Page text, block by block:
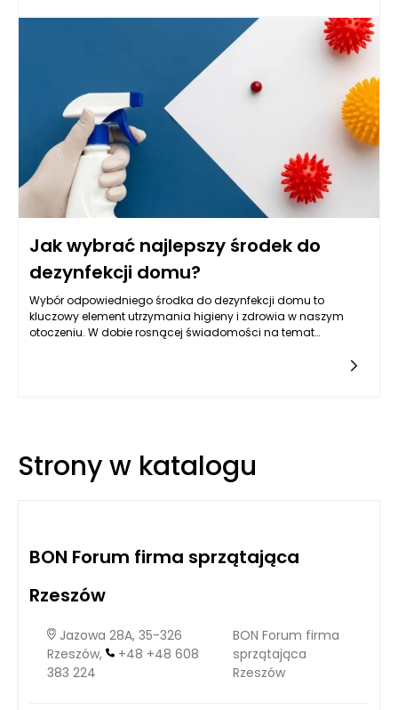
należy podjąć, aby skutecznie eliminować potencjalne
Jak wybrać najlepszy środek do
dezynfekcji domu?
Wybór odpowiedniego środka do dezynfekcji domu to
kluczowy element utrzymania higieny i zdrowia w naszym
otoczeniu. W dobie rosnącej świadomości na temat
Strony w katalogu
BON Forum firma sprzątająca
Rzeszów
Jazowa 28A, 35-326
Rzeszów,
+48 +48 608
383 224
BON Forum firma
sprzątająca
Rzeszów